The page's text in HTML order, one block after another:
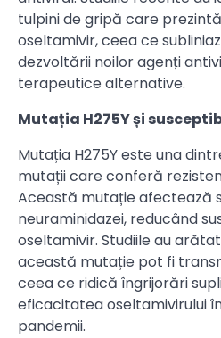
tulpini de gripă care
oseltamivir, ceea ce
dezvoltării noilor agenți
terapeutice alternative.
Mutația H275Y și
Mutația H275Y este una
mutații care conferă
Această mutație afectează
neuraminidazei, reducând
oseltamivir. Studiile au
această mutație pot fi
ceea ce ridică îngrijorări
eficacitatea oseltamivirului
pandemii.